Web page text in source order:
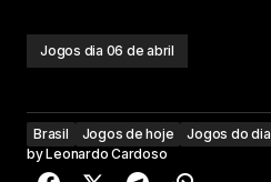
Jogos dia 06 de abril
Brasil Jogos de hoje Jogos do dia
byLeonardo Cardoso